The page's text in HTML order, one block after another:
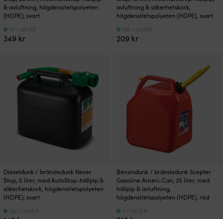
& avluftning, högdensitetspolyeten
(HDPE), svart
349 kr
57 I LAGER
avluftning & säkerhetskork,
högdensitetspolyeten (HDPE), svart
209 kr
180 I LAGER
Dieseldunk / bränsledunk Never
Stop, 5 liter, med AutoStop-hällpip &
säkerhetskork, högdensitetspolyeten
(HDPE), svart
237 I LAGER
Bensindunk / bränsledunk Scepter
Gasoline Ameri-Can, 25 liter, med
hällpip & avluftning,
högdensitetspolyeten (HDPE), röd
4 I LAGER